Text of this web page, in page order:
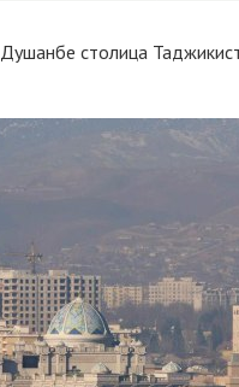
Душанбе столица